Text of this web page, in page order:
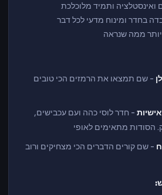
ואינסטלציה ותמיד מלוכלכת
ממה שנראה
- שם תמצאו את הרמזים הכי טובים
- חדר לוסי כהה ועם עכבישים,
הסודות מתאימים לאופי
- שם קורים הדברים הכי מצחיקים ורוב